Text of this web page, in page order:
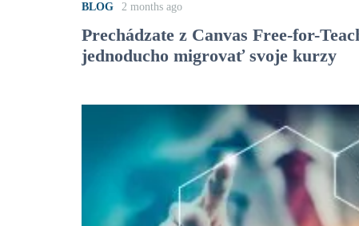
BLOG 2 months ago
Prechádzate z Canvas Free-for-
jednoducho migrovať svoje kurzy